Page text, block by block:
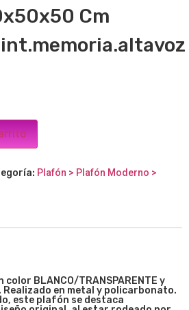
Cm
Plafón > Plafón Moderno >
color BLANCO/TRANSPARENTE y
en metal y policarbonato.
este plafón se destaca